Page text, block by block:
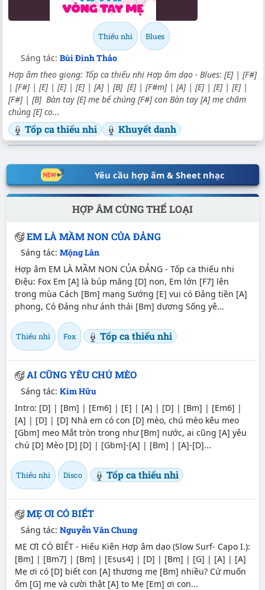
Thiếu nhi Blues
Sáng tác: Bùi Đình Thảo
Hợp âm theo giọng: Tốp ca thiếu nhi Hợp âm dạo - Blues: [E] | [F#]
| [F#] | [E] | [E] | [E] | [A] | [B] [E] | [F#m] | [A] | [E] | [E] | [E] |
[F#] | [B] Bàn tay [E] mẹ bế chúng [F#] con Bàn tay [A] mẹ chăm
chúng [E] co...
Tốp ca thiếu nhi Khuyết danh
Yêu cầu hợp âm & Sheet nhạc
HỢP ÂM CÙNG THỂ LOẠI
EM LÀ MẦM NON CỦA ĐẢNG
Sáng tác: Mộng Lân
Hợp âm EM LÀ MẦM NON CỦA ĐẢNG - Tốp ca thiếu nhi
Điệu: Fox Em [A] là búp măng [D] non, Em lớn [F7] lên
trong mùa Cách [Bm] mạng Sướng [E] vui có Đảng tiền [A]
phong, Có Đảng như ánh thái [Bm] dương Sống yê...
Thiếu nhi Fox Tốp ca thiếu nhi
AI CŨNG YÊU CHÚ MÈO
Sáng tác: Kim Hữu
Intro: [D] | [Bm] | [Em6] | [E] | [A] | [D] | [Bm] | [Em6] |
[A] | [D] | [D] Nhà em có con [D] mèo, chú mèo kêu meo
[Gbm] meo Mắt tròn trong như [Bm] nước, ai cũng [A] yêu
chú [D] Mèo [D] [D] | [Gbm]-[A] | [Bm] | [A]-[D]...
Thiếu nhi Disco Tốp ca thiếu nhi
MẸ ƠI CÓ BIẾT
Sáng tác: Nguyễn Văn Chung
MẸ ƠI CÓ BIẾT - Hiếu Kiên Hợp âm dạo (Slow Surf- Capo I.):
[Bm] | [Bm7] | [Bm] | [Esus4] | [D] | [Bm] | [G] | [A] | [A]
Mẹ ơi có [D] biết con [A] thương mẹ [Bm] nhiều? Cứ muốn
ôm [G] mẹ và cười thật [A] to Mẹ [Em] ơi con...